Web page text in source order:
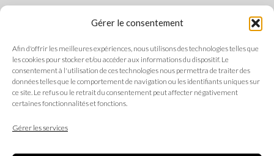
Gérer le consentement
Afin d'offrir les meilleures expériences, nous utilisons des technologies telles que
les cookies pour stocker et/ou accéder aux informations du dispositif. Le
consentement à l'utilisation de ces technologies nous permettra de traiter des
données telles que le comportement de navigation ou les identifiants uniques sur
ce site. Le refus ou le retrait du consentement peut affecter négativement
certaines fonctionnalités et fonctions.
Gérer les services
Canal Éthique
SUIVEZ-NOUS